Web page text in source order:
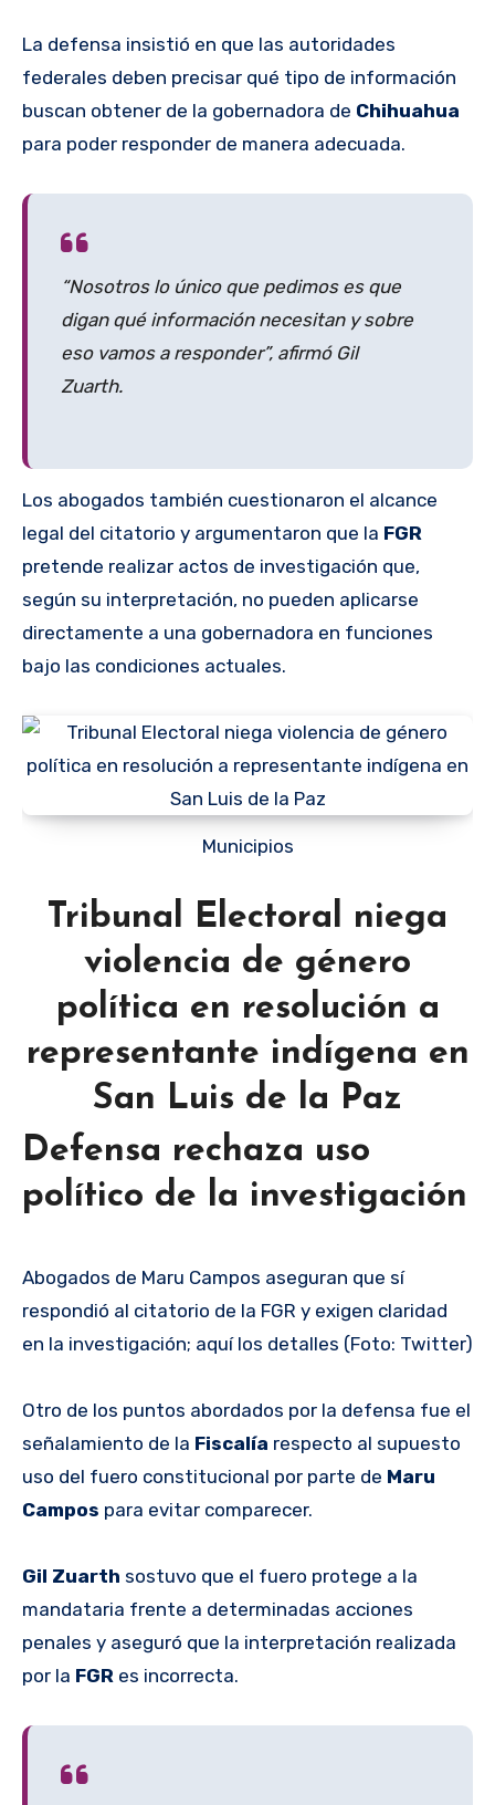
La defensa insistió en que las autoridades
federales deben precisar qué tipo de información
buscan obtener de la gobernadora de Chihuahua
para poder responder de manera adecuada.
“Nosotros lo único que pedimos es que
digan qué información necesitan y sobre
eso vamos a responder”, afirmó Gil
Zuarth.
Los abogados también cuestionaron el alcance
legal del citatorio y argumentaron que la FGR
pretende realizar actos de investigación que,
según su interpretación, no pueden aplicarse
directamente a una gobernadora en funciones
bajo las condiciones actuales.
Municipios
Tribunal Electoral niega
violencia de género
política en resolución a
representante indígena en
San Luis de la Paz
Defensa rechaza uso
político de la investigación
Abogados de Maru Campos aseguran que sí
respondió al citatorio de la FGR y exigen claridad
en la investigación; aquí los detalles (Foto: Twitter)
Otro de los puntos abordados por la defensa fue el
señalamiento de la Fiscalía respecto al supuesto
uso del fuero constitucional por parte de Maru
Campos para evitar comparecer.
Gil Zuarth sostuvo que el fuero protege a la
mandataria frente a determinadas acciones
penales y aseguró que la interpretación realizada
por la FGR es incorrecta.